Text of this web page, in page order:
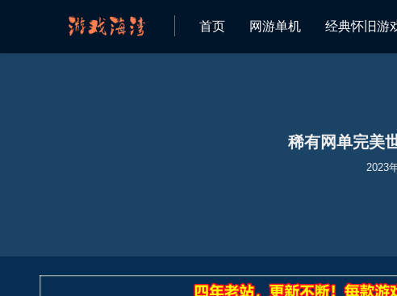
首页 网游单机 经典怀旧游
稀有网单完美
2023
欢迎来到 游戏海湾 资源网